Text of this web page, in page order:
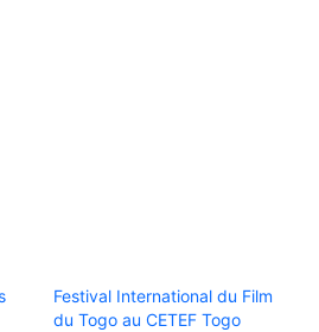
Festival International du Film
du Togo au CETEF Togo